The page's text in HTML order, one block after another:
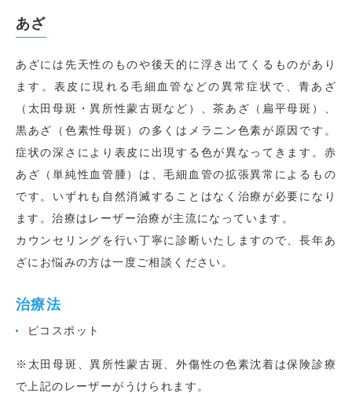
あざ
あざには先天性のものや後天的に浮き出てくるものがあり
ます。表皮に現れる毛細血管などの異常症状で、青あざ
（太田母斑・異所性蒙古斑など）、茶あざ（扁平母斑）、
黒あざ（色素性母斑）の多くはメラニン色素が原因です。
症状の深さにより表皮に出現する色が異なってきます。赤
あざ（単純性血管腫）は、毛細血管の拡張異常によるもの
です。いずれも自然消滅することはなく治療が必要になり
ます。治療はレーザー治療が主流になっています。
カウンセリングを行い丁寧に診断いたしますので、長年あ
ざにお悩みの方は一度ご相談ください。
治療法
ピコスポット
※太田母斑、異所性蒙古斑、外傷性の色素沈着は保険診療
で上記のレーザーがうけられます。